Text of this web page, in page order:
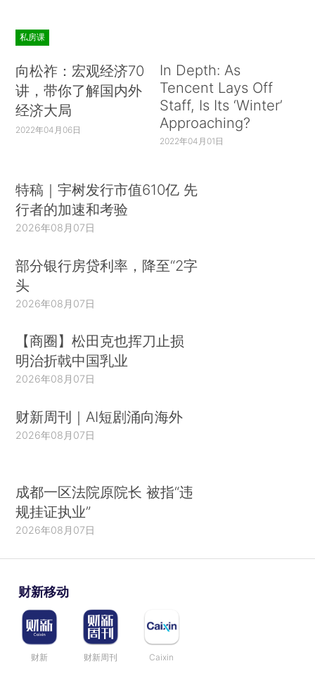
私房课
向松祚：宏观经济70
讲，带你了解国内外
经济大局
2022年04月06日
In Depth: As
Tencent Lays Off
Staff, Is Its ‘Winter’
Approaching?
2022年04月01日
特稿｜宇树发行市值610亿 先
行者的加速和考验
2026年08月07日
部分银行房贷利率，降至“2字
头
2026年08月07日
【商圈】松田克也挥刀止损
明治折戟中国乳业
2026年08月07日
财新周刊｜AI短剧涌向海外
2026年08月07日
成都一区法院原院长 被指“违
规挂证执业”
2026年08月07日
财新移动
财新 财新周刊 Caixin